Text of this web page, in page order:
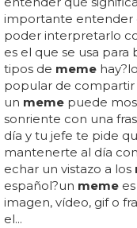
importante entender
poder interpretarlo
es el que se usa para
tipos de meme
popular de compartir
un meme puede
sonriente con una
día y tu jefe te pide
mantenerte al día
echar un vistazo a los
español?un meme
imagen, vídeo, gif o
el...